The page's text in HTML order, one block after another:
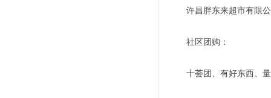
许昌胖东来超市有限
社区团购：
十荟团、有好东西、